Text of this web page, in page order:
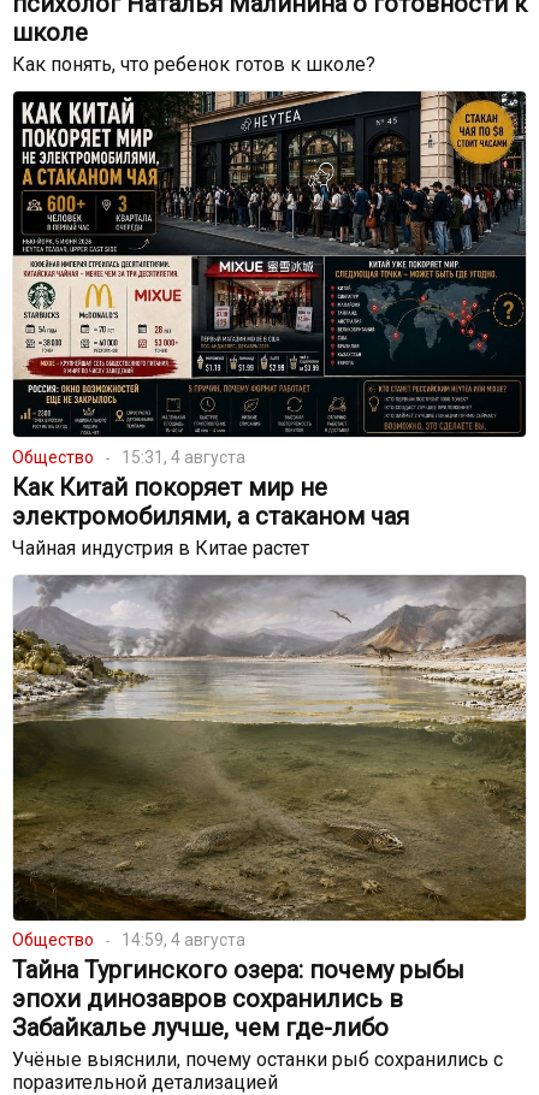
школе
Как понять, что ребенок готов к школе?
Общество 15:31, 4 августа
Как Китай покоряет мир не
электромобилями, а стаканом чая
Чайная индустрия в Китае растет
Общество 14:59, 4 августа
Тайна Тургинского озера: почему рыбы
эпохи динозавров сохранились в
Забайкалье лучше, чем где-либо
Учёные выяснили, почему останки рыб сохранились с
поразительной детализацией